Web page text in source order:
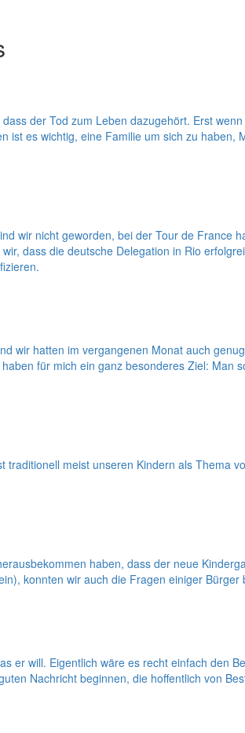
der Tod zum Leben dazugehört. Erst
es wichtig, eine Familie um sich zu
wir nicht geworden, bei der Tour de France
dass die deutsche Delegation in Rio
wir hatten im vergangenen Monat auch
für mich ein ganz besonderes Ziel: Man
meist unseren Kindern als Thema
haben, dass der neue
konnten wir auch die Fragen einiger Bürger
er will. Eigentlich wäre es recht einfach den
Nachricht beginnen, die hoffentlich von